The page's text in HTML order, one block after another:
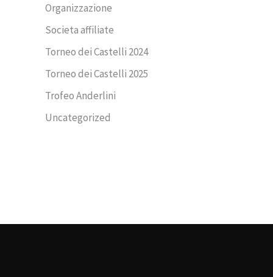
Organizzazione
Societa affiliate
Torneo dei Castelli 2024
Torneo dei Castelli 2025
Trofeo Anderlini
Uncategorized